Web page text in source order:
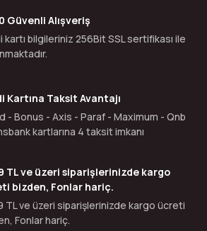
Güvenli Alışveriş
kartı bilgileriniz 256Bit SSL sertifikası ile
Kartına Taksit Avantajı
- Bonus - Axis - Paraf - Maximum - Qnb
kartlarına 4 taksit imkanı
TL ve üzeri siparişlerinizde kargo
bizden, Fonlar hariç.
TL ve üzeri siparişlerinizde kargo ücreti
Fonlar hariç.